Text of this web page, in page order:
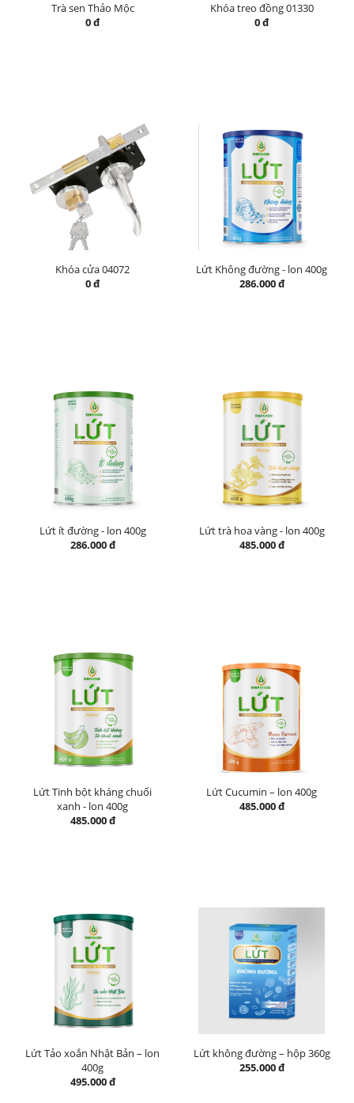
Trà sen Thảo Mộc
0 đ
Khóa treo đồng 01330
0 đ
Khóa cửa 04072
0 đ
Lứt Không đường - lon 400g
286.000 đ
Lứt ít đường - lon 400g
286.000 đ
Lứt trà hoa vàng - lon 400g
485.000 đ
Lứt Tinh bột kháng chuối
xanh - lon 400g
485.000 đ
Lứt Cucumin – lon 400g
485.000 đ
Lứt Tảo xoắn Nhật Bản – lon
400g
495.000 đ
Lứt không đường – hộp 360g
255.000 đ